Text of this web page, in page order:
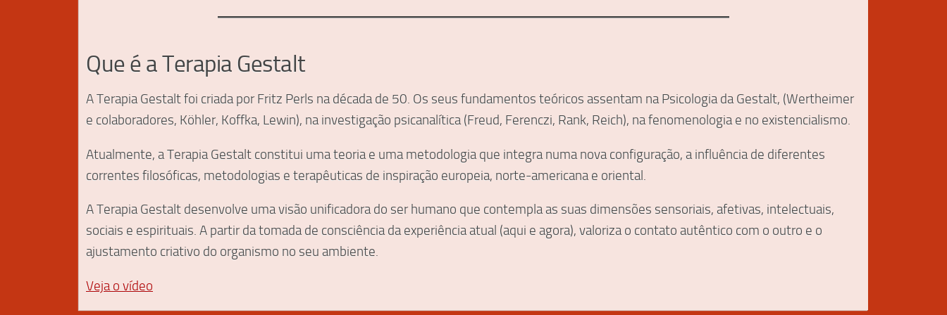
Que é a Terapia Gestalt
A Terapia Gestalt foi criada por Fritz Perls na década de 50. Os seus fundamentos teóricos assentam na Psicologia da Gestalt, (Wertheimer
e colaboradores, Köhler, Koffka, Lewin), na investigação psicanalítica (Freud, Ferenczi, Rank, Reich), na fenomenologia e no existencialismo.
Atualmente, a Terapia Gestalt constitui uma teoria e uma metodologia que integra numa nova configuração, a influência de diferentes
correntes filosóficas, metodologias e terapêuticas de inspiração europeia, norte-americana e oriental.
A Terapia Gestalt desenvolve uma visão unificadora do ser humano que contempla as suas dimensões sensoriais, afetivas, intelectuais,
sociais e espirituais. A partir da tomada de consciência da experiência atual (aqui e agora), valoriza o contato autêntico com o outro e o
ajustamento criativo do organismo no seu ambiente.
Veja o vídeo